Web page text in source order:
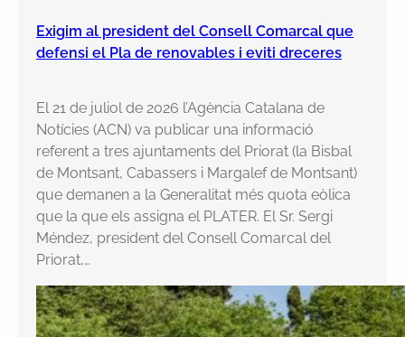
Exigim al president del Consell Comarcal que
defensi el Pla de renovables i eviti dreceres
El 21 de juliol de 2026 l’Agència Catalana de
Notícies (ACN) va publicar una informació
referent a tres ajuntaments del Priorat (la Bisbal
de Montsant, Cabassers i Margalef de Montsant)
que demanen a la Generalitat més quota eòlica
que la que els assigna el PLATER. El Sr. Sergi
Méndez, president del Consell Comarcal del
Priorat,…